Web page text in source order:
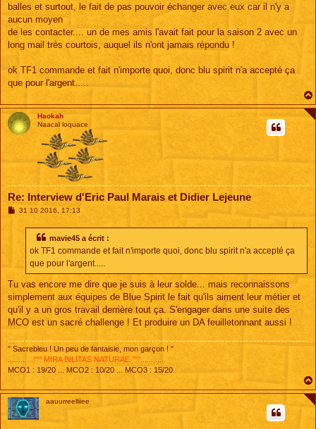
balles et surtout, le fait de pas pouvoir échanger avec eux car il n'y a
aucun moyen
de les contacter.... un de mes amis l'avait fait pour la saison 2 avec un
long mail très courtois, auquel ils n'ont jamais répondu !
ok TF1 commande et fait n'importe quoi, donc blu spirit n'a accepté ça
que pour l'argent.....
Haokah
Naacal loquace
Re: Interview d'Eric Paul Marais et Didier Lejeune
M31 10 2016, 17:13
mavie45 a écrit :
ok TF1 commande et fait n'importe quoi, donc blu spirit n'a accepté ça
que pour l'argent.....
Tu vas encore me dire que je suis à leur solde... mais reconnaissons
simplement aux équipes de Blue Spirit le fait qu'ils aiment leur métier et
qu'il y a un gros travail derrière tout ça. S'engager dans une suite des
MCO est un sacré challenge ! Et produire un DA feuilletonnant aussi !
" Sacrebleu ! Un peu de fantaisie, mon garçon ! "
............°°° MIRA BILITAS NATURAE °°°............
MCO1 : 19/20 ... MCO2 : 10/20 ... MCO3 : 15/20
aauurreelliiee